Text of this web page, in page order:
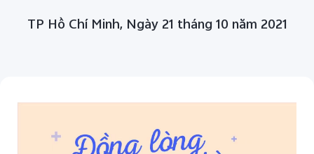
TP Hồ Chí Minh, Ngày 21 tháng 10 năm 2021